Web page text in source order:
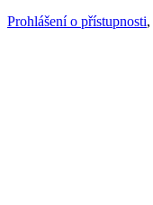
Prohlášení o přístupnosti,